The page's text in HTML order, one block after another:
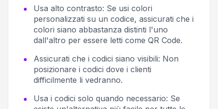
Usa alto contrasto: Se usi colori
personalizzati su un codice, assicurati che i
colori siano abbastanza distinti l'uno
dall'altro per essere letti come QR Code.
Assicurati che i codici siano visibili: Non
posizionare i codici dove i clienti
difficilmente li vedranno.
Usa i codici solo quando necessario: Se